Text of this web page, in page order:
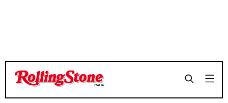
TEMPO DI LETTURA 3 MINUTI SHARE
TEMPO DI LETTURA 3 MINUTI SHARE